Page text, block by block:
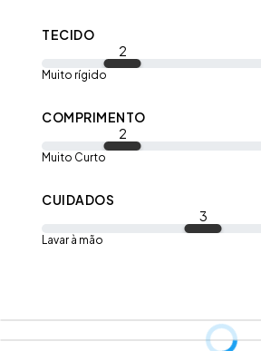
TECIDO
2
Muito rígido
COMPRIMENTO
2
Muito Curto
CUIDADOS
3
Lavar à mão